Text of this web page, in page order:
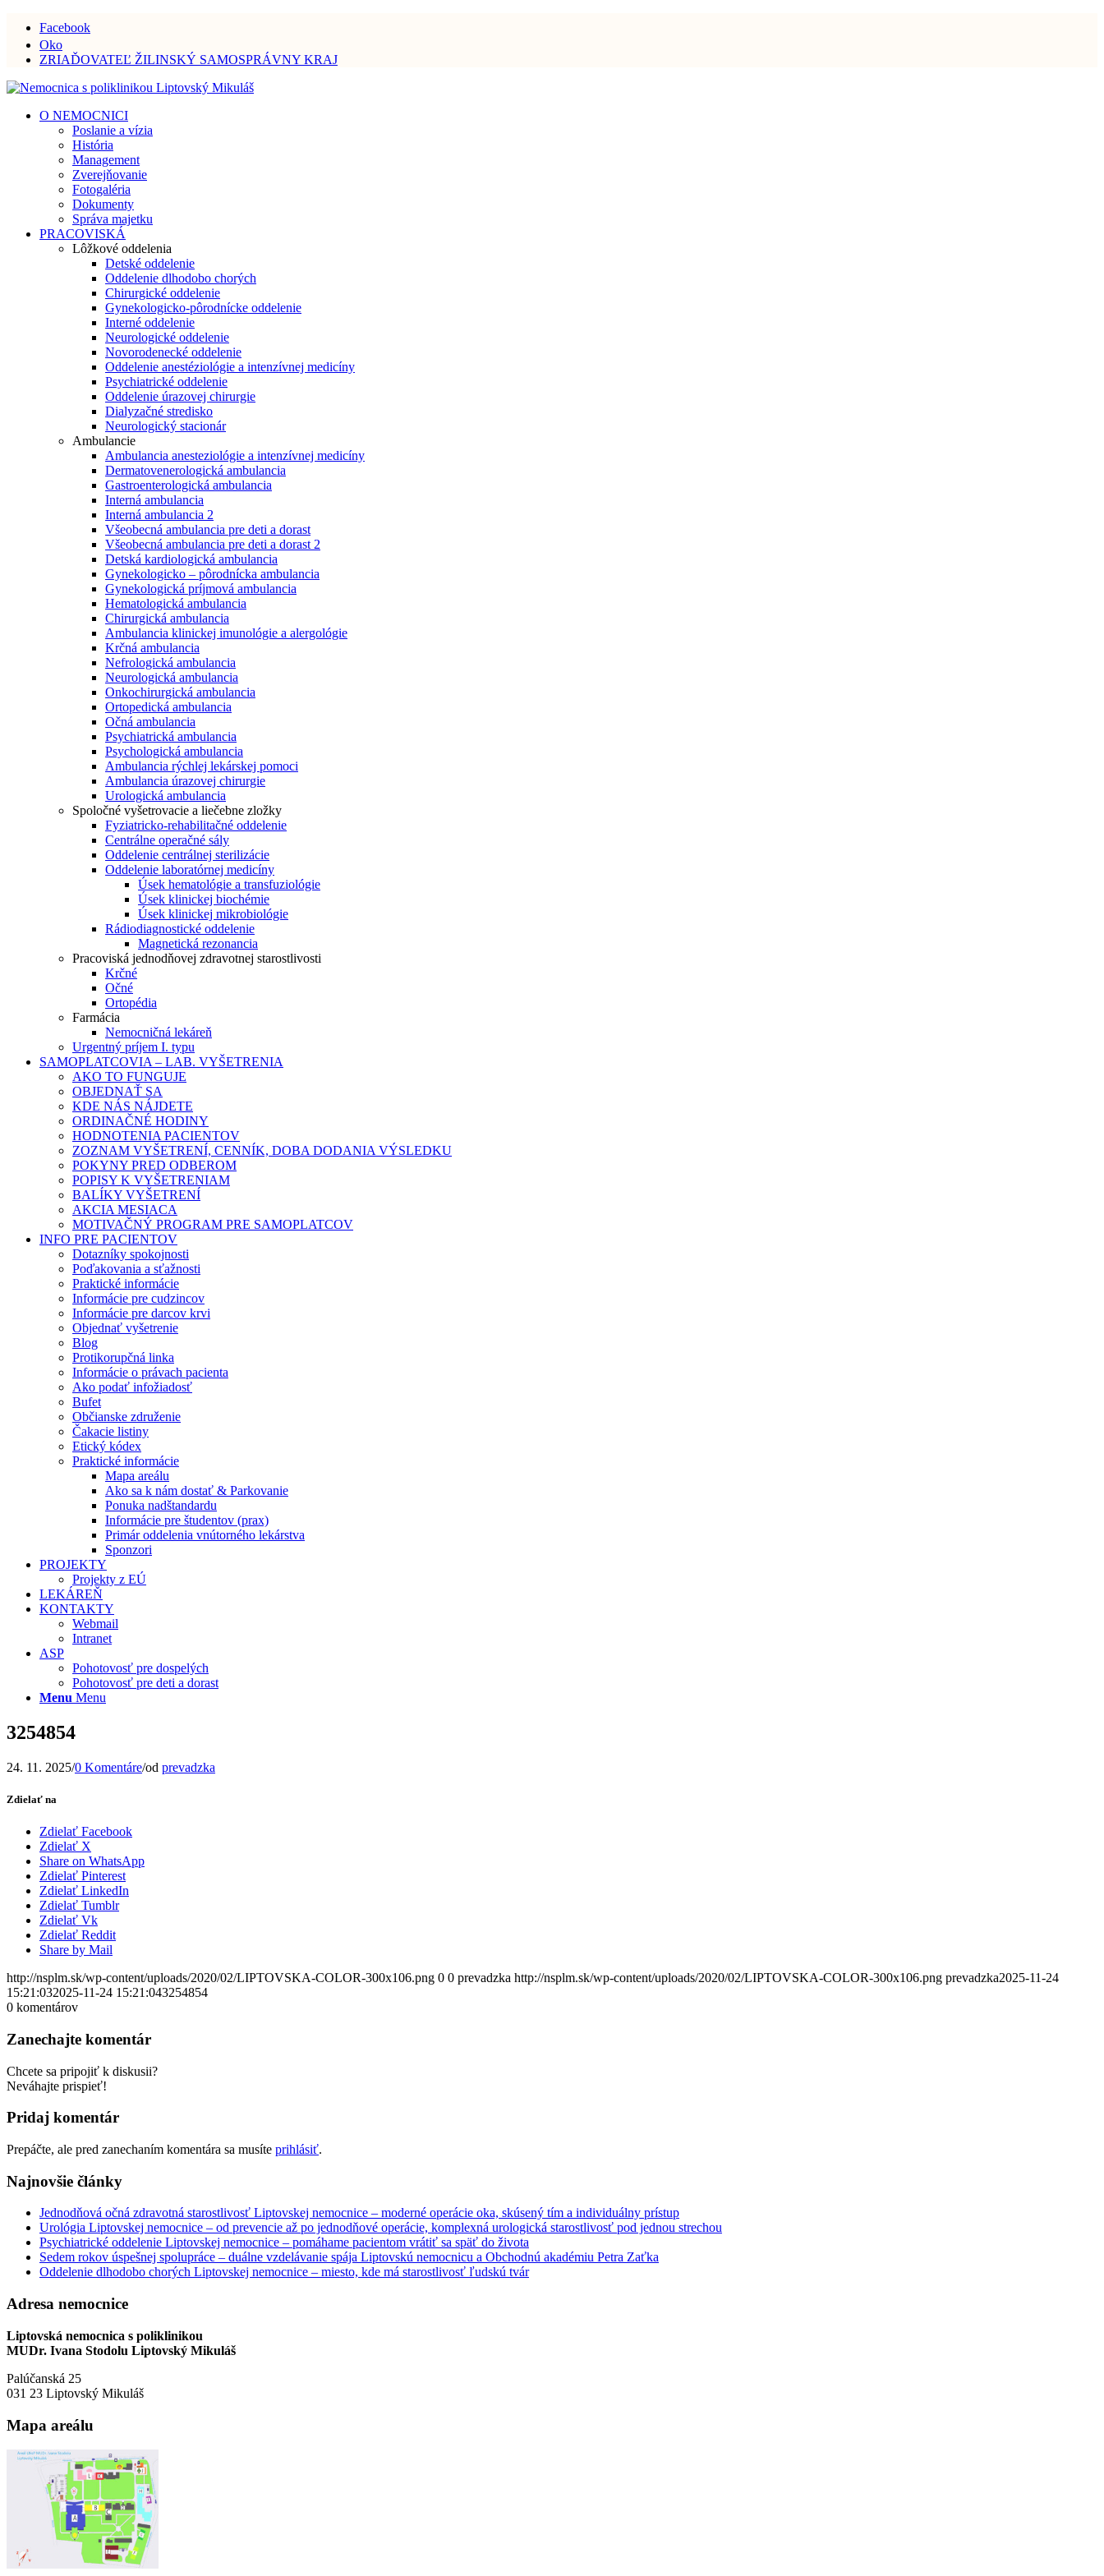
Facebook
Oko
ZRIAĎOVATEĽ ŽILINSKÝ SAMOSPRÁVNY KRAJ
O NEMOCNICI
Poslanie a vízia
História
Management
Zverejňovanie
Fotogaléria
Dokumenty
Správa majetku
PRACOVISKÁ
Lôžkové oddelenia
Detské oddelenie
Oddelenie dlhodobo chorých
Chirurgické oddelenie
Gynekologicko-pôrodnícke oddelenie
Interné oddelenie
Neurologické oddelenie
Novorodenecké oddelenie
Oddelenie anestéziológie a intenzívnej medicíny
Psychiatrické oddelenie
Oddelenie úrazovej chirurgie
Dialyzačné stredisko
Neurologický stacionár
Ambulancie
Ambulancia anesteziológie a intenzívnej medicíny
Dermatovenerologická ambulancia
Gastroenterologická ambulancia
Interná ambulancia
Interná ambulancia 2
Všeobecná ambulancia pre deti a dorast
Všeobecná ambulancia pre deti a dorast 2
Detská kardiologická ambulancia
Gynekologicko – pôrodnícka ambulancia
Gynekologická príjmová ambulancia
Hematologická ambulancia
Chirurgická ambulancia
Ambulancia klinickej imunológie a alergológie
Krčná ambulancia
Nefrologická ambulancia
Neurologická ambulancia
Onkochirurgická ambulancia
Ortopedická ambulancia
Očná ambulancia
Psychiatrická ambulancia
Psychologická ambulancia
Ambulancia rýchlej lekárskej pomoci
Ambulancia úrazovej chirurgie
Urologická ambulancia
Spoločné vyšetrovacie a liečebne zložky
Fyziatricko-rehabilitačné oddelenie
Centrálne operačné sály
Oddelenie centrálnej sterilizácie
Oddelenie laboratórnej medicíny
Úsek hematológie a transfuziológie
Úsek klinickej biochémie
Úsek klinickej mikrobiológie
Rádiodiagnostické oddelenie
Magnetická rezonancia
Pracoviská jednodňovej zdravotnej starostlivosti
Krčné
Očné
Ortopédia
Farmácia
Nemocničná lekáreň
Urgentný príjem I. typu
SAMOPLATCOVIA – LAB. VYŠETRENIA
AKO TO FUNGUJE
OBJEDNAŤ SA
KDE NÁS NÁJDETE
ORDINAČNÉ HODINY
HODNOTENIA PACIENTOV
ZOZNAM VYŠETRENÍ, CENNÍK, DOBA DODANIA VÝSLEDKU
POKYNY PRED ODBEROM
POPISY K VYŠETRENIAM
BALÍKY VYŠETRENÍ
AKCIA MESIACA
MOTIVAČNÝ PROGRAM PRE SAMOPLATCOV
INFO PRE PACIENTOV
Dotazníky spokojnosti
Poďakovania a sťažnosti
Praktické informácie
Informácie pre cudzincov
Informácie pre darcov krvi
Objednať vyšetrenie
Blog
Protikorupčná linka
Informácie o právach pacienta
Ako podať infožiadosť
Bufet
Občianske združenie
Čakacie listiny
Etický kódex
Praktické informácie
Mapa areálu
Ako sa k nám dostať & Parkovanie
Ponuka nadštandardu
Informácie pre študentov (prax)
Primár oddelenia vnútorného lekárstva
Sponzori
PROJEKTY
Projekty z EÚ
LEKÁREŇ
KONTAKTY
Webmail
Intranet
ASP
Pohotovosť pre dospelých
Pohotovosť pre deti a dorast
Menu Menu
3254854
24. 11. 2025/0 Komentáre/od prevadzka
Zdielať na
Zdielať Facebook
Zdielať X
Share on WhatsApp
Zdielať Pinterest
Zdielať LinkedIn
Zdielať Tumblr
Zdielať Vk
Zdielať Reddit
Share by Mail
http://nsplm.sk/wp-content/uploads/2020/02/LIPTOVSKA-COLOR-300x106.png 0 0 prevadzka http://nsplm.sk/wp-content/uploads/2020/02/LIPTOVSKA-COLOR-300x106.png prevadzka2025-11-24
15:21:032025-11-24 15:21:043254854
0 komentárov
Zanechajte komentár
Chcete sa pripojiť k diskusii?
Neváhajte prispieť!
Pridaj komentár
Prepáčte, ale pred zanechaním komentára sa musíte prihlásiť.
Najnovšie články
Jednodňová očná zdravotná starostlivosť Liptovskej nemocnice – moderné operácie oka, skúsený tím a individuálny prístup
Urológia Liptovskej nemocnice – od prevencie až po jednodňové operácie, komplexná urologická starostlivosť pod jednou strechou
Psychiatrické oddelenie Liptovskej nemocnice – pomáhame pacientom vrátiť sa späť do života
Sedem rokov úspešnej spolupráce – duálne vzdelávanie spája Liptovskú nemocnicu a Obchodnú akadémiu Petra Zaťka
Oddelenie dlhodobo chorých Liptovskej nemocnice – miesto, kde má starostlivosť ľudskú tvár
Adresa nemocnice
Liptovská nemocnica s poliklinikou
MUDr. Ivana Stodolu Liptovský Mikuláš
Palúčanská 25
031 23 Liptovský Mikuláš
Mapa areálu